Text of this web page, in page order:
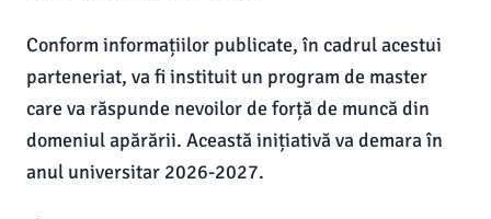
Conform informațiilor publicate, în cadrul acestui
parteneriat, va fi instituit un program de master
care va răspunde nevoilor de forță de muncă din
domeniul apărării. Această inițiativă va demara în
anul universitar 2026-2027.